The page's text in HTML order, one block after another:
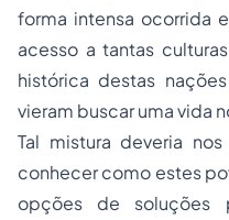
forma intensa ocorrida
acesso a tantas
histórica destas
vieram buscar uma vida
Tal mistura deveria
conhecer como estes
opções de soluções